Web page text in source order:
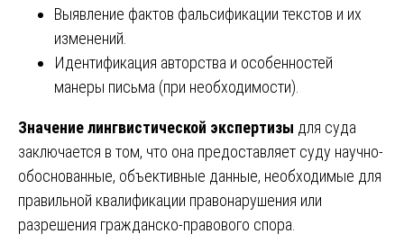
Выявление фактов фальсификации текстов и их
изменений.
Идентификация авторства и особенностей
манеры письма (при необходимости).
Значение лингвистической экспертизы для суда
заключается в том, что она предоставляет суду научно-
обоснованные, объективные данные, необходимые для
правильной квалификации правонарушения или
разрешения гражданско-правового спора.